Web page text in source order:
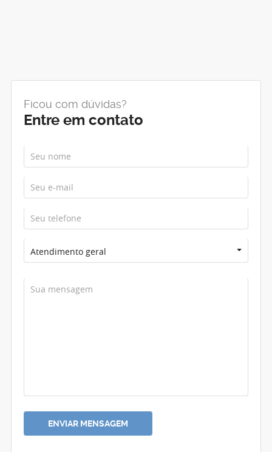
Ficou com dúvidas?
Entre em contato
Atendimento geral